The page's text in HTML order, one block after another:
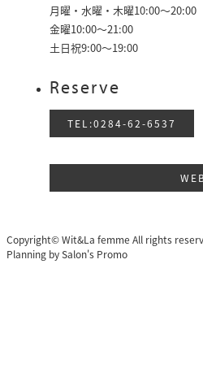
月曜・水曜・木曜10:00～20:00
金曜10:00〜21:00
土日祝9:00〜19:00
Reserve
TEL:0284-62-6537
Copyright© Wit&La femme All rights
Planning bySalon's Promo